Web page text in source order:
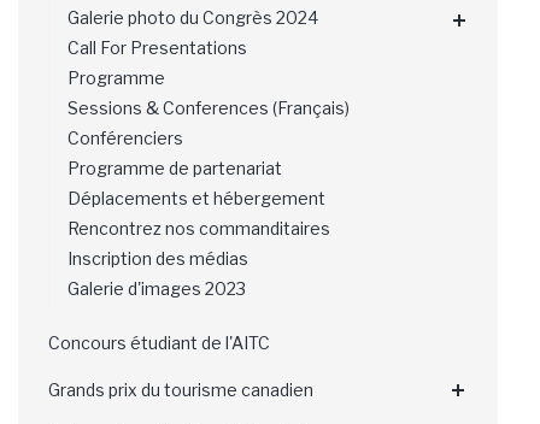
Galerie photo du Congrès 2024
Call For Presentations
Programme
Sessions & Conferences (Français)
Conférenciers
Programme de partenariat
Déplacements et hébergement
Rencontrez nos commanditaires
Inscription des médias
Galerie d'images 2023
Concours étudiant de l'AITC
Grands prix du tourisme canadien